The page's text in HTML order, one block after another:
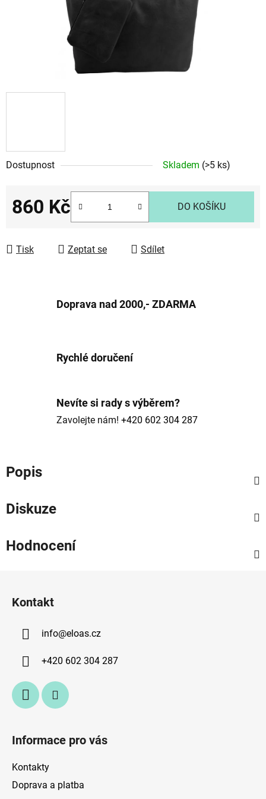
Dostupnost Skladem (>5 ks)
860 Kč DO KOŠÍKU
Tisk Zeptat se Sdílet
Doprava nad 2000,- ZDARMA
Rychlé doručení
Nevíte si rady s výběrem?
Zavolejte nám! +420 602 304 287
Popis
Diskuze
Hodnocení
Kontakt
info@eloas.cz
+420 602 304 287
Informace pro vás
Kontakty
Doprava a platba